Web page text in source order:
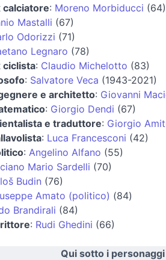
calciatore: Moreno Morbiducci (64)
Mastalli (67)
Odorizzi (71)
Legnaro (78)
ciclista: Claudio Michelotto (83)
: Salvatore Veca (1943-2021)
e architetto: Giovanni
: Giorgio Dendi (67)
e traduttore: Giorgio
: Luca Francesconi (42)
: Angelino Alfano (55)
Mario Sardelli (70)
Budin (76)
Amato (politico) (84)
Brandirali (84)
: Rudi Ghedini (66)
Qui sotto i